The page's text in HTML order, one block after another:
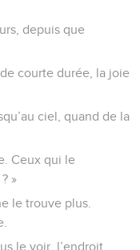
depuis que
courte durée, la joie
ciel, quand de la
Ceux qui le
»
le trouve plus.
le voir, l’endroit